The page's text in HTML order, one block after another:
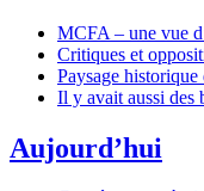
MCFA – une vue
Critiques et
Paysage
Il y avait aussi des
Aujourd’hui